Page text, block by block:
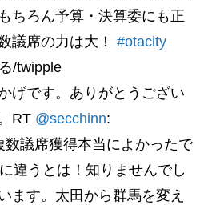
ちろん予算・決算委にも正
議席の力は大！ #otacity
/twipple
げです。ありがとうござい
RT @secchinn:
数議席獲得本当によかったで
違うとは！知りませんでし
ます。太田から群馬を変え